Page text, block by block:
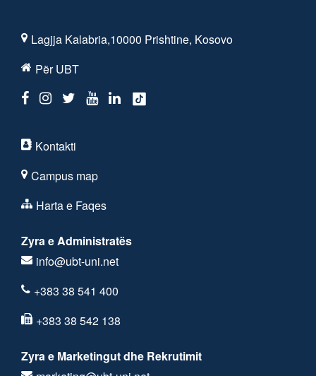
Lagjja Kalabria,10000 Prishtine, Kosovo
Për UBT
Kontakti
Campus map
Harta e Faqes
Zyra e Administratës
info@ubt-uni.net
+383 38 541 400
+383 38 542 138
Zyra e Marketingut dhe Rekrutimit